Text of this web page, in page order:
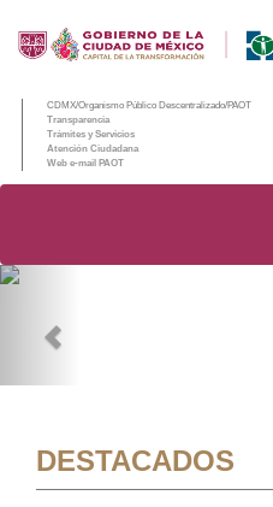
CDMX/Organismo Público Descentralizado/PAOT
Transparencia
Trámites y Servicios
Atención Ciudadana
Web e-mail PAOT
DESTACADOS